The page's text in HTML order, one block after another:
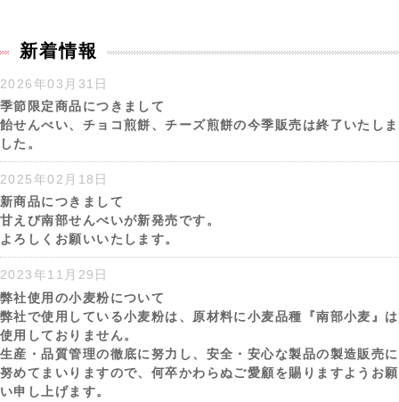
新着情報
2026年03月31日
季節限定商品につきまして
飴せんべい、チョコ煎餅、チーズ煎餅の今季販売は終了いたしま
した。
2025年02月18日
新商品につきまして
甘えび南部せんべいが新発売です。
よろしくお願いいたします。
2023年11月29日
弊社使用の小麦粉について
弊社で使用している小麦粉は、原材料に小麦品種『南部小麦』は
使用しておりません。
生産・品質管理の徹底に努力し、安全・安心な製品の製造販売に
努めてまいりますので、何卒かわらぬご愛顧を賜りますようお願
い申し上げます。